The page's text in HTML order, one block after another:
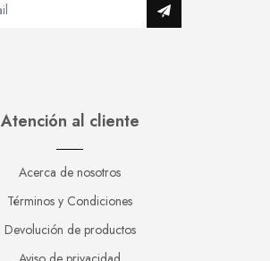
Atención al cliente
Acerca de nosotros
Términos y Condiciones
Devolución de productos